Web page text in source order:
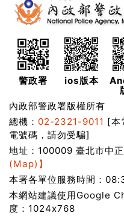
警政署 ios版本
內政部警政署版權所有
總機： 02-2321-9011 [本
電號碼，請勿受騙]
地址：100009 臺北市中
(Map)】
本署各單位服務時間：
本網站建議使用Google
度：1024x768